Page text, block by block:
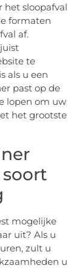
het sloopafval
formaten
af.
te
als u een
past op de
lopen om uw
het grootste
mogelijke
uit? Als u
zult u
u